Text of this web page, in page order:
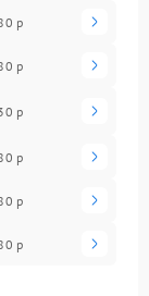
р
р
р
р
р
р